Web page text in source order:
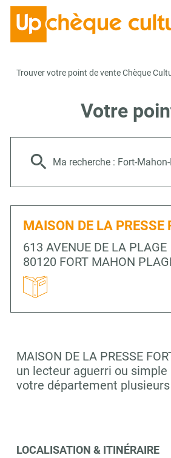
Trouver votre point de vente Chèque
Votre
Ma recherche : Fort-
MAISON DE LA PRESSE
613 AVENUE DE LA PLAGE
80120 FORT MAHON
MAISON DE LA PRESSE
un lecteur aguerri ou
votre département
LOCALISATION & ITINÉRAIRE